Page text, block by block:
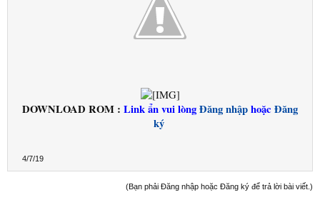
DOWNLOAD ROM : Link ẩn vui lòngĐăng nhậphoặc Đăng
ký
4/7/19
(Bạn phải Đăng nhập hoặc Đăng ký để trả lời bài viết.)